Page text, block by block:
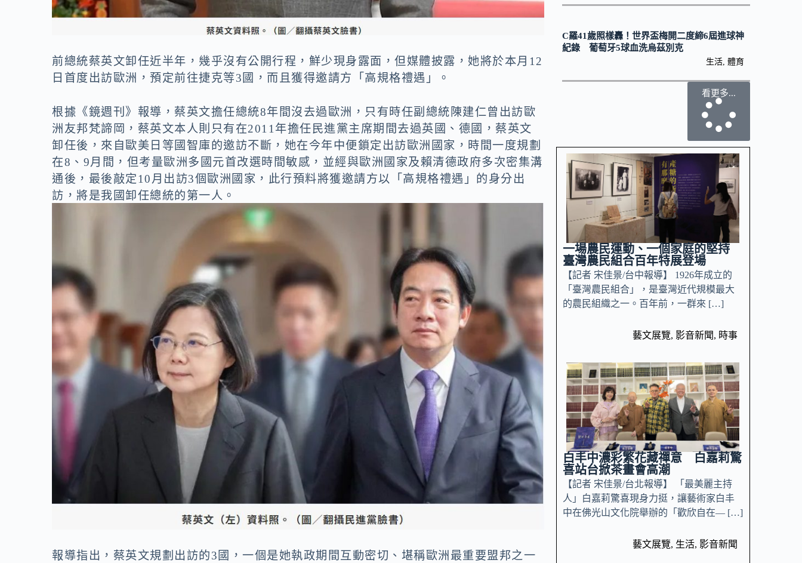
前總統蔡英文卸任近半年，幾乎沒有公開行程，鮮少現身露面，但媒體披露，她將於本月12
日首度出訪歐洲，預定前往捷克等3國，而且獲得邀請方「高規格禮遇」。
根據《鏡週刊》報導，蔡英文擔任總統8年間沒去過歐洲，只有時任副總統陳建仁曾出訪歐
洲友邦梵諦岡，蔡英文本人則只有在2011年擔任民進黨主席期間去過英國、德國，蔡英文
卸任後，來自歐美日等國智庫的邀訪不斷，她在今年中便鎖定出訪歐洲國家，時間一度規劃
在8、9月間，但考量歐洲多國元首改選時間敏感，並經與歐洲國家及賴清德政府多次密集溝
通後，最後敲定10月出訪3個歐洲國家，此行預料將獲邀請方以「高規格禮遇」的身分出
訪，將是我國卸任總統的第一人。
報導指出，蔡英文規劃出訪的3國，一個是她執政期間互動密切、堪稱歐洲最重要盟邦之一
C羅41歲照樣轟！世界盃梅開二度締6屆進球神
紀錄 葡萄牙5球血洗烏茲別克
生活, 體育
看更多...
一場農民運動、一個家庭的堅持
臺灣農民組合百年特展登場
【記者 宋佳景/台中報導】 1926年成立的
「臺灣農民組合」，是臺灣近代規模最大
的農民組織之一。百年前，一群來 […]
藝文展覽, 影音新聞, 時事
白丰中濃彩繁花藏禪意 白嘉莉驚
喜站台掀茶畫會高潮
【記者 宋佳景/台北報導】 「最美麗主持
人」白嘉莉驚喜現身力挺，讓藝術家白丰
中在佛光山文化院舉辦的「歡欣自在— […]
藝文展覽, 生活, 影音新聞